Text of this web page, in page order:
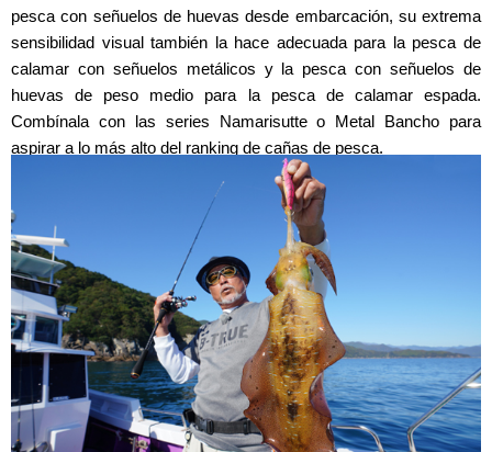
pesca con señuelos de huevas desde embarcación, su extrema
sensibilidad visual también la hace adecuada para la pesca de
calamar con señuelos metálicos y la pesca con señuelos de
huevas de peso medio para la pesca de calamar espada.
Combínala con las series Namarisutte o Metal Bancho para
aspirar a lo más alto del ranking de cañas de pesca.